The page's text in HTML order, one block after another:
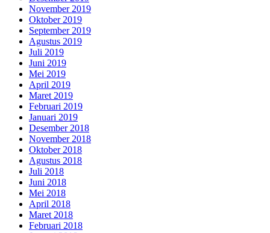
November 2019
Oktober 2019
September 2019
Agustus 2019
Juli 2019
Juni 2019
Mei 2019
April 2019
Maret 2019
Februari 2019
Januari 2019
Desember 2018
November 2018
Oktober 2018
Agustus 2018
Juli 2018
Juni 2018
Mei 2018
April 2018
Maret 2018
Februari 2018